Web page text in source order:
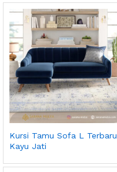
Kursi Tamu Sofa L Terbaru
Kayu Jati